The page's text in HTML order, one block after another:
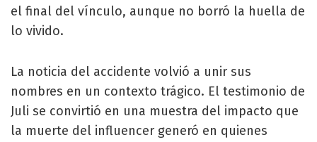
el final del vínculo, aunque no borró la huella de
lo vivido.
La noticia del accidente volvió a unir sus
nombres en un contexto trágico. El testimonio de
Juli se convirtió en una muestra del impacto que
la muerte del influencer generó en quienes